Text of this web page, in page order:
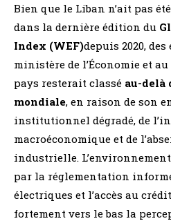
Bien que le Liban n’ait pas
dans la dernière édition du
Index (WEF)depuis 2020,
ministère de l’Économie et
pays resterait classé au-delà
mondiale, en raison de son
institutionnel dégradé, de
macroéconomique et de
industrielle.
par la réglementation
électriques et l’accès au
fortement vers le bas la